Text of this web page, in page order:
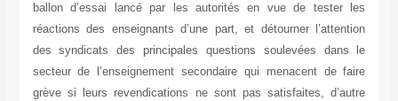
ballon d’essai lancé par les autorités en vue de tester les
réactions des enseignants d’une part, et détourner l’attention
des syndicats des principales questions soulevées dans le
secteur de l’enseignement secondaire qui menacent de faire
grève si leurs revendications ne sont pas satisfaites, d’autre